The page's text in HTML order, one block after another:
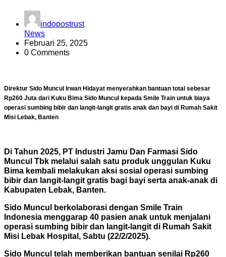
indopostrust
News
Februari 25, 2025
0 Comments
Direktur Sido Muncul Irwan Hidayat menyerahkan bantuan total sebesar
Rp260 Juta dari Kuku Bima Sido Muncul kepada Smile Train untuk biaya
operasi sumbing bibir dan langit-langit gratis anak dan bayi di Rumah Sakit
Misi Lebak, Banten
Di Tahun 2025, PT Industri Jamu Dan Farmasi Sido
Muncul Tbk melalui salah satu produk unggulan Kuku
Bima kembali melakukan aksi sosial operasi sumbing
bibir dan langit-langit gratis bagi bayi serta anak-anak di
Kabupaten Lebak, Banten.
Sido Muncul berkolaborasi dengan Smile Train
Indonesia menggarap 40 pasien anak untuk menjalani
operasi sumbing bibir dan langit-langit di Rumah Sakit
Misi Lebak Hospital, Sabtu (22/2/2025).
Sido Muncul telah memberikan bantuan senilai Rp260